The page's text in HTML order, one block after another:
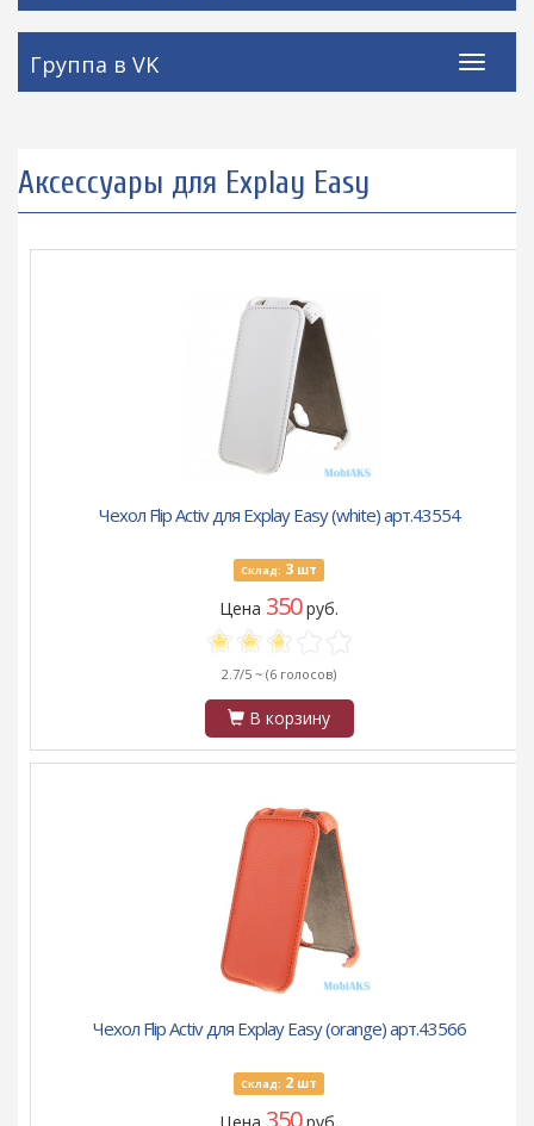
Группа в VK
Аксессуары для Explay Easy
Чехол Flip Activ для Explay Easy (white) арт.43554
Склад: 3 шт
Цена 350руб.
2.7/5 ~ (6 голосов)
В корзину
Чехол Flip Activ для Explay Easy (orange) арт.43566
Склад: 2 шт